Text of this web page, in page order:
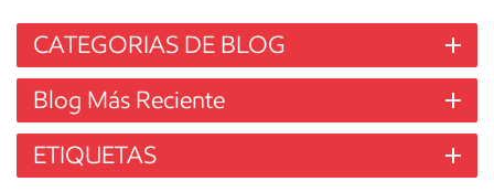
CATEGORIAS DE BLOG
Blog Más Reciente
ETIQUETAS